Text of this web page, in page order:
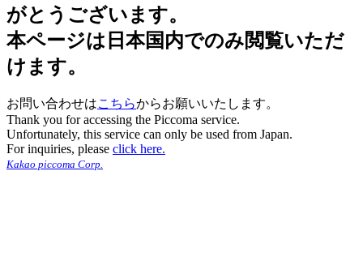
がとうございます。
本ページは日本国内でのみ閲覧いただ
けます。
お問い合わせはこちらからお願いいたします。
Thank you for accessing the Piccoma service.
Unfortunately, this service can only be used from Japan.
For inquiries, please click here.
Kakao piccoma Corp.